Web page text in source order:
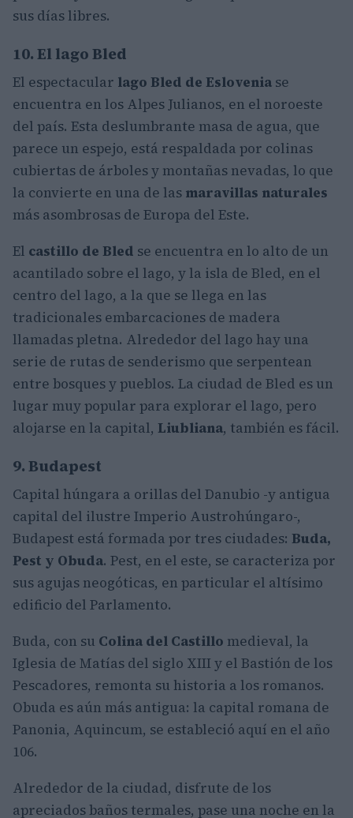
sus días libres.
10. El lago Bled
El espectacular lago Bled de Eslovenia se
encuentra en los Alpes Julianos, en el noroeste
del país. Esta deslumbrante masa de agua, que
parece un espejo, está respaldada por colinas
cubiertas de árboles y montañas nevadas, lo que
la convierte en una de las maravillas naturales
más asombrosas de Europa del Este.
El castillo de Bled se encuentra en lo alto de un
acantilado sobre el lago, y la isla de Bled, en el
centro del lago, a la que se llega en las
tradicionales embarcaciones de madera
llamadas pletna. Alrededor del lago hay una
serie de rutas de senderismo que serpentean
entre bosques y pueblos. La ciudad de Bled es un
lugar muy popular para explorar el lago, pero
alojarse en la capital, Liubliana, también es fácil.
9. Budapest
Capital húngara a orillas del Danubio -y antigua
capital del ilustre Imperio Austrohúngaro-,
Budapest está formada por tres ciudades: Buda,
Pest y Obuda. Pest, en el este, se caracteriza por
sus agujas neogóticas, en particular el altísimo
edificio del Parlamento.
Buda, con su Colina del Castillo medieval, la
Iglesia de Matías del siglo XIII y el Bastión de los
Pescadores, remonta su historia a los romanos.
Obuda es aún más antigua: la capital romana de
Panonia, Aquincum, se estableció aquí en el año
106.
Alrededor de la ciudad, disfrute de los
apreciados baños termales, pase una noche en la